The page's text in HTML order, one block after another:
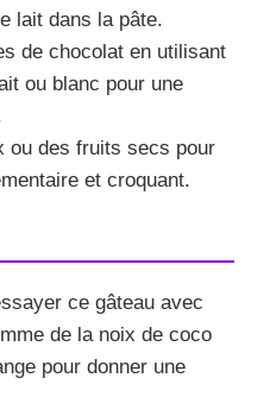
lait dans la pâte.
de chocolat en utilisant
ou blanc pour une
ou des fruits secs pour
et croquant.
ce gâteau avec
de la noix de coco
pour donner une